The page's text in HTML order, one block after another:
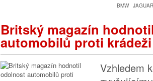
BMW JAGUAR
Britský magazín
automobilů proti krádeži
Vzhledem